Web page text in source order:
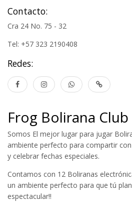
Contacto:
Cra 24 No. 75 - 32
Tel: +57 323 2190408
Redes:
Frog Bolirana Club
Somos El mejor lugar para jugar
ambiente perfecto para compartir
y celebrar fechas especiales.
Contamos con 12 Boliranas
un ambiente perfecto para que tú
espectacular!!